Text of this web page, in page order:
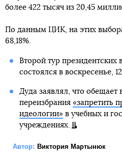
более 422 тысяч из 20,45
По данным ЦИК, на этих
68,18%.
Второй тур
состоялся в воскресенье,
Дуда заявлял, что обещает
переизбрания «запретить
идеологии»в учебных и
учреждениях.
Автор: Виктория Мартынюк